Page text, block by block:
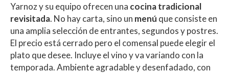
Yarnoz y su equipo ofrecen una cocina tradicional
revisitada. No hay carta, sino un menú que consiste en
una amplia selección de entrantes, segundos y postres.
El precio está cerrado pero el comensal puede elegir el
plato que desee. Incluye el vino y va variando con la
temporada. Ambiente agradable y desenfadado, con